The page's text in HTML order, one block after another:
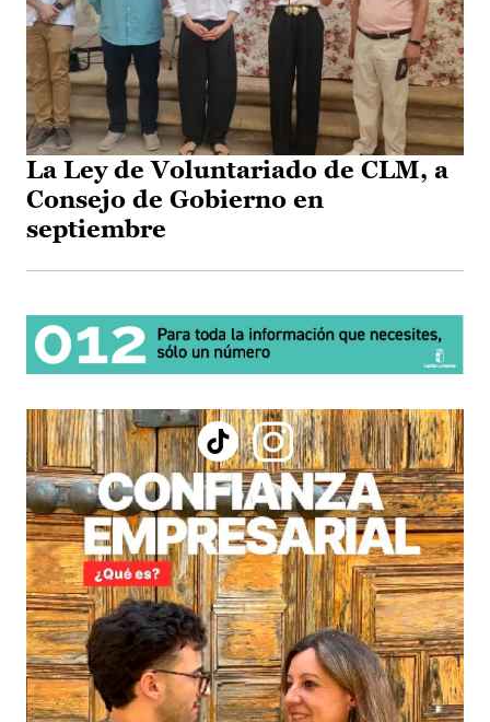
La Ley de Voluntariado de CLM, a
Consejo de Gobierno en
septiembre